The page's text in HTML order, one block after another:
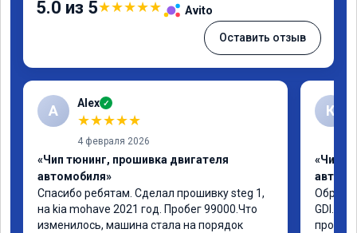
5.0 из 5★★★★★ Avito
Оставить отзыв
A Alex ✓
★★★★★
4 февраля 2026
«Чип тюнинг, прошивка двигателя
автомобиля»
Спасибо ребятам. Сделал прошивку steg 1,
на kia mohave 2021 год. Пробег 99000.Что
изменилось, машина стала на порядок
К
«Чип
GDI.